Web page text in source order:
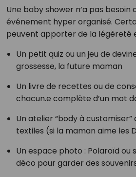
Une baby shower n’a pas besoin
événement hyper organisé.
peuvent apporter de la légèreté
Un petit quiz ou un jeu de
grossesse, la future maman
Un livre de recettes ou de
chacun.e complète d’un mot
Un atelier “body à
textiles (si la maman aime les
Un espace photo : Polaroïd ou
déco pour garder des